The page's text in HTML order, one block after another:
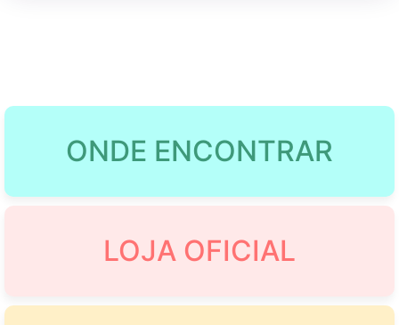
ONDE ENCONTRAR
LOJA OFICIAL